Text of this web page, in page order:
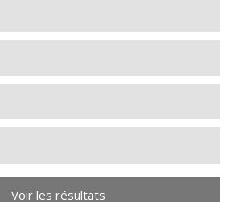
Voir les résultats